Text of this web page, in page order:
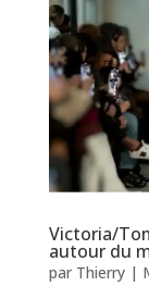
Victoria/
autour du
par Thierry|